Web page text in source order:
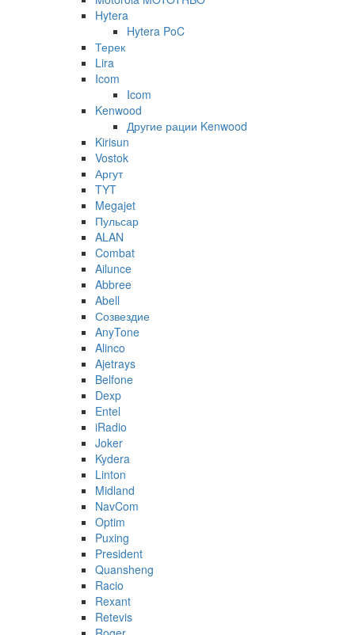
Hytera
Hytera PoC
Терек
Lira
Icom
Icom
Kenwood
Другие рации Kenwood
Kirisun
Vostok
Аргут
TYT
Megajet
Пульсар
ALAN
Combat
Ailunce
Abbree
Abell
Созвездие
AnyTone
Alinco
Ajetrays
Belfone
Dexp
Entel
iRadio
Joker
Kydera
Linton
Midland
NavCom
Optim
Puxing
President
Quansheng
Racio
Rexant
Retevis